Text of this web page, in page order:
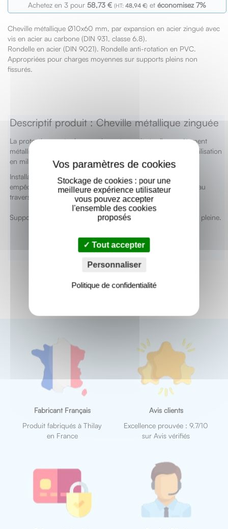
Achetez en 3 pour 58,73 € 48,94 € et économisez7%
Cheville métallique Ø10x60 mm, par expansion en acier zingué avec
vis en acier au carbone (DIN 931, classe 6.8).
Rondelle en acier (DIN 9021). Rondelle anti-rotation en PVC.
Appropriées pour charges moyennes sur supports pleins non
fissurés.
Descriptif produit : Cheville métallique zinguée
La protection contre la corrosion est constituée d'un revêtement
métallique (zingage électrolytique ISO 4042 ≥ 5μm), pour utilisation
en milieu protégé.
Installation facile grâce à la rondelle anti-rotation incorporée,
empêchant la cheville de tourner sur elle-même ; installation au
travers du perçage de l’élément à serrer.
Supports autorisés : béton plein, béton armé, pierre et brique pleine.
Fabricant Français
Produit fabriqués à Thilay
en France
Avis clients
Excellence prouvée : 9.7/10
sur Avis vérifiés
Stockage de cookies : pour une
meilleure expérience utilisateur
vous pouvez accepter
l'ensemble des cookies
proposés
Tout accepter
Personnaliser
Politique de confidentialité